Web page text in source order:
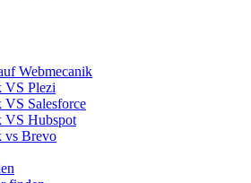
Webmecanik
VS Plezi
VS Salesforce
VS Hubspot
vs Brevo